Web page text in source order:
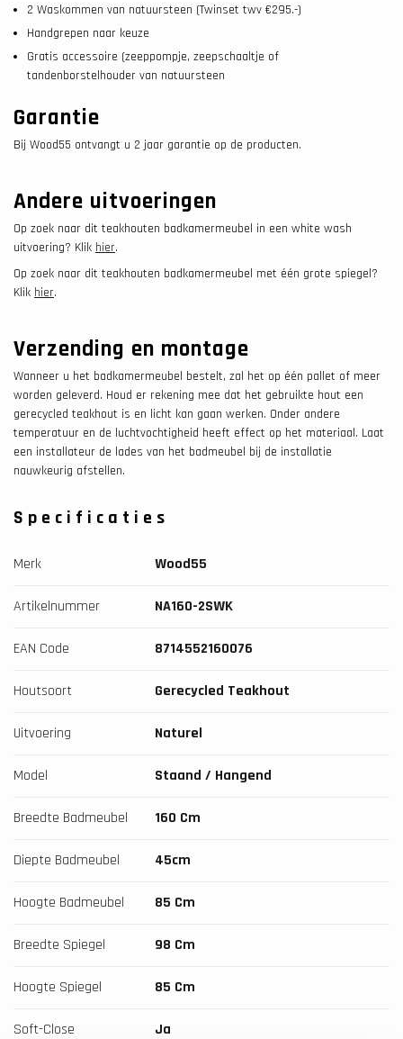
2 Waskommen van natuursteen (Twinset twv €295.-)
Handgrepen naar keuze
Gratis accessoire (zeeppompje, zeepschaaltje of
tandenborstelhouder van natuursteen
Garantie
Bij Wood55 ontvangt u 2 jaar garantie op de producten.
Andere uitvoeringen
Op zoek naar dit teakhouten badkamermeubel in een white wash
uitvoering? Klik hier.
Op zoek naar dit teakhouten badkamermeubel met één grote spiegel?
Klik hier.
Verzending en montage
Wanneer u het badkamermeubel bestelt, zal het op één pallet of meer
worden geleverd. Houd er rekening mee dat het gebruikte hout een
gerecycled teakhout is en licht kan gaan werken. Onder andere
temperatuur en de luchtvochtigheid heeft effect op het materiaal. Laat
een installateur de lades van het badmeubel bij de installatie
nauwkeurig afstellen.
Specificaties
Merk Wood55
Artikelnummer NA160-2SWK
EAN Code 8714552160076
Houtsoort Gerecycled Teakhout
Uitvoering Naturel
Model Staand / Hangend
Breedte Badmeubel 160 Cm
Diepte Badmeubel 45cm
Hoogte Badmeubel 85 Cm
Breedte Spiegel 98 Cm
Hoogte Spiegel 85 Cm
Soft-Close Ja